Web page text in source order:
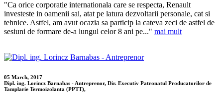
"Ca orice corporatie internationala care se respecta, Renault
investeste in oamenii sai, atat pe latura dezvoltarii personale, cat si
tehnice. Astfel, am avut ocazia sa particip la cateva zeci de astfel de
sesiuni de formare de-a lungul celor 8 ani pe..." mai mult
05 March, 2017
Dipl. ing. Lorincz Barnabas - Antreprenor, Dir. Executiv Patronatul Producatorilor de
Tamplarie Termoizolanta (PPTT),